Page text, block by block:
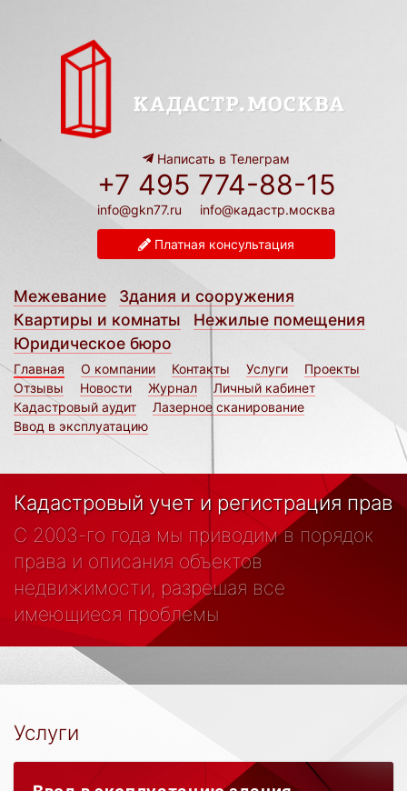
Написать в Телеграм
+7 495 774-88-15
info@gkn77.ru info@кадастр.москва
Платная консультация
Межевание
Здания и сооружения
Квартиры и комнаты
Нежилые помещения
Юридическое бюро
Главная О компании Контакты Услуги
Проекты
Отзывы
Новости Журнал
Личный кабинет
Кадастровый аудит
Лазерное сканирование
Ввод в эксплуатацию
Кадастровый учет и регистрация прав
С 2003-го года мы приводим в порядок
права и описания объектов
недвижимости, разрешая все
имеющиеся проблемы
Услуги